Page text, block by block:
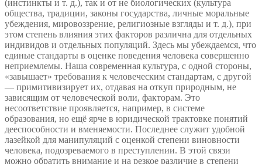
(инстинкты и т. д.), так и от не биологических (культура
общества, традиции, законы государства, личные моральные
убеждения, мировоззрение, религиозные взгляды и т. д.), при
этом степень влияния этих факторов различна для отдельных
индивидов и отдельных популяций. Здесь мы убеждаемся, что
единые стандарты в оценке поведения человека совершенно
неприемлемы. Наша современная культура, с одной стороны,
«завышает» требования к человеческим стандартам, с другой
— примитивизирует их, отдавая на откуп природным, не
зависящим от человеческой воли, факторам. Это
несоответствие проявляется, например, в системе
образования, но ещё ярче в юридической трактовке понятий
дееспособности и вменяемости. Последнее служит удобной
лазейкой для манипуляций с оценкой степени виновности
человека, подозреваемого в преступлении. В этой связи
можно обратить внимание и на резкое различие в степени